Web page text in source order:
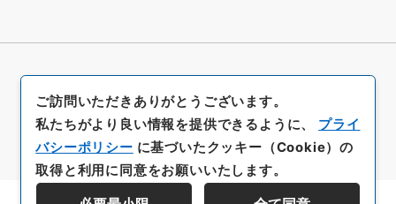
ご訪問いただきありがとうございます。
私たちがより良い情報を提供できるように、 プライ
バシーポリシー に基づいたクッキー（Cookie）の
取得と利用に同意をお願いいたします。